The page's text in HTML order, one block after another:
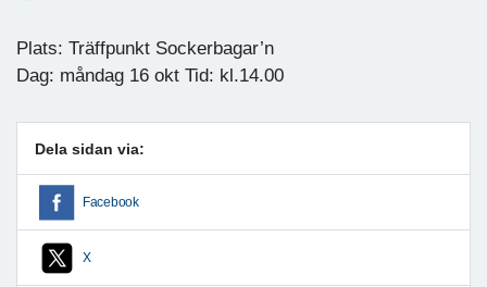
Plats: Träffpunkt Sockerbagar’n
Dag: måndag 16 okt Tid: kl.14.00
Dela sidan via:
Facebook
X